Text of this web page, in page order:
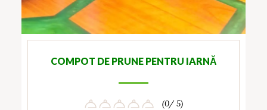
COMPOT DE PRUNE PENTRU IARNĂ
(0/ 5)